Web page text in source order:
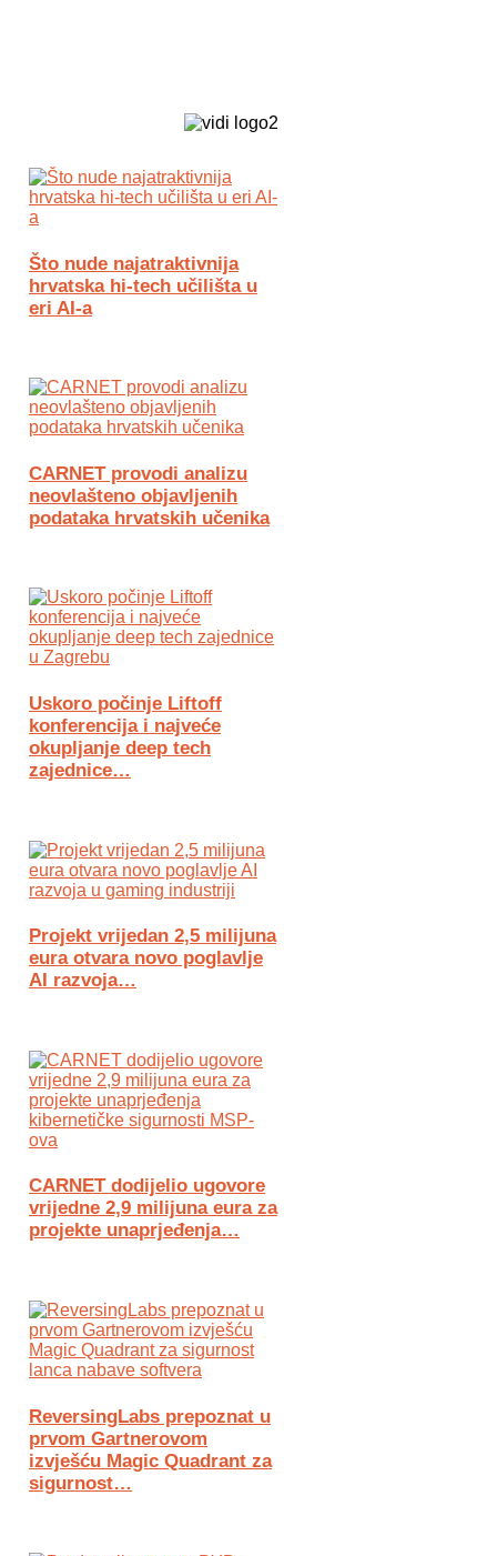
Što nude najatraktivnija
hrvatska hi-tech učilišta u
eri AI-a
CARNET provodi analizu
neovlašteno objavljenih
podataka hrvatskih učenika
Uskoro počinje Liftoff
konferencija i najveće
okupljanje deep tech
zajednice…
Projekt vrijedan 2,5 milijuna
eura otvara novo poglavlje
AI razvoja…
CARNET dodijelio ugovore
vrijedne 2,9 milijuna eura za
projekte unaprjeđenja…
ReversingLabs prepoznat u
prvom Gartnerovom
izvješću Magic Quadrant za
sigurnost…